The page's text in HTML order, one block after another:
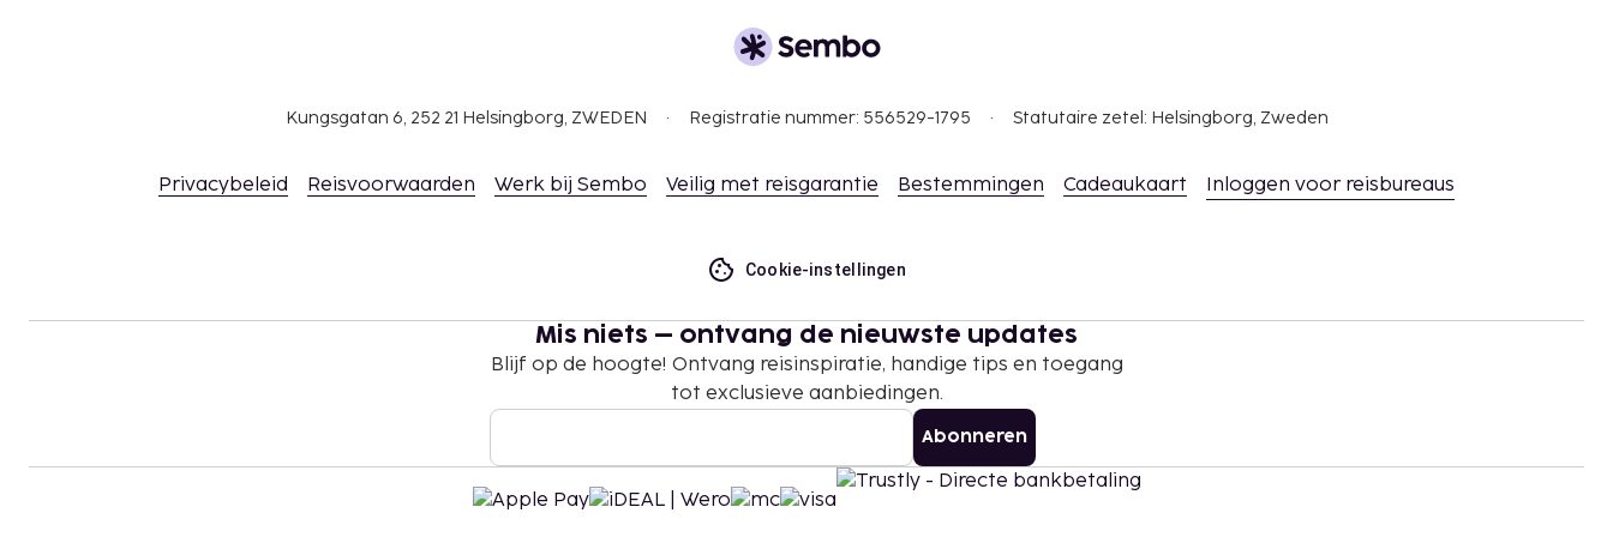
Gasten kunnen overal contactloos betalen.
Kungsgatan 6, 252 21 Helsingborg, ZWEDEN Registratie nummer: 556529-1795 Statutaire zetel: Helsingborg, Zweden
Privacybeleid Reisvoorwaarden Werk bij Sembo Veilig met reisgarantie Bestemmingen Cadeaukaart Inloggen voor reisbureaus
Cookie-instellingen
Mis niets – ontvang de nieuwste updates
Blijf op de hoogte! Ontvang reisinspiratie, handige tips en toegang
tot exclusieve aanbiedingen.
Abonneren